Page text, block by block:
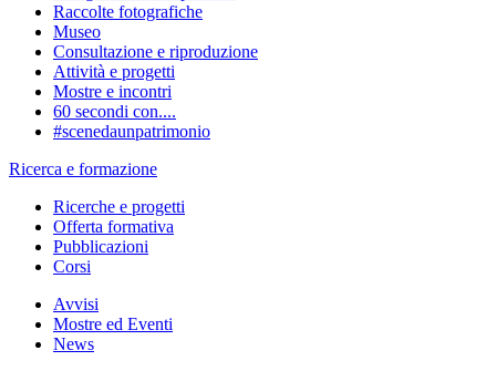
Raccolte fotografiche
Museo
Consultazione e riproduzione
Attività e progetti
Mostre e incontri
60 secondi con....
#scenedaunpatrimonio
Ricerca e formazione
Ricerche e progetti
Offerta formativa
Pubblicazioni
Corsi
Avvisi
Mostre ed Eventi
News